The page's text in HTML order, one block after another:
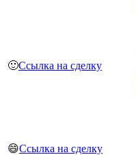
🙂Ссылка на сделку
😄Ссылка на сделку